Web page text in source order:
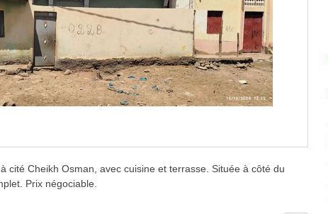
cité Cheikh Osman, avec cuisine et terrasse. Située à côté du
Prix négociable.